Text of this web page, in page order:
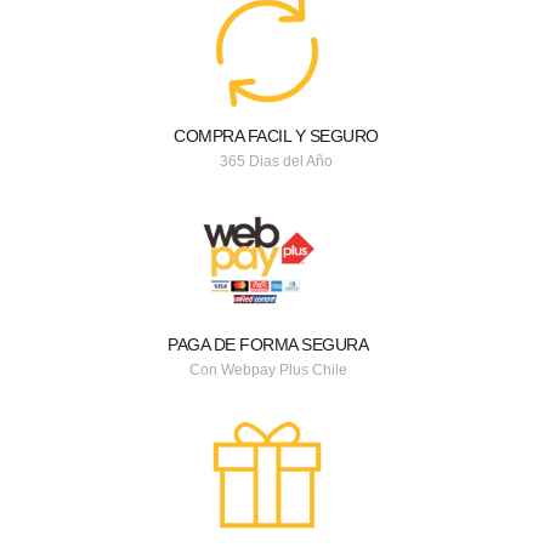
COMPRA FACIL Y SEGURO
365 Dias del Año
PAGA DE FORMA SEGURA
Con Webpay Plus Chile